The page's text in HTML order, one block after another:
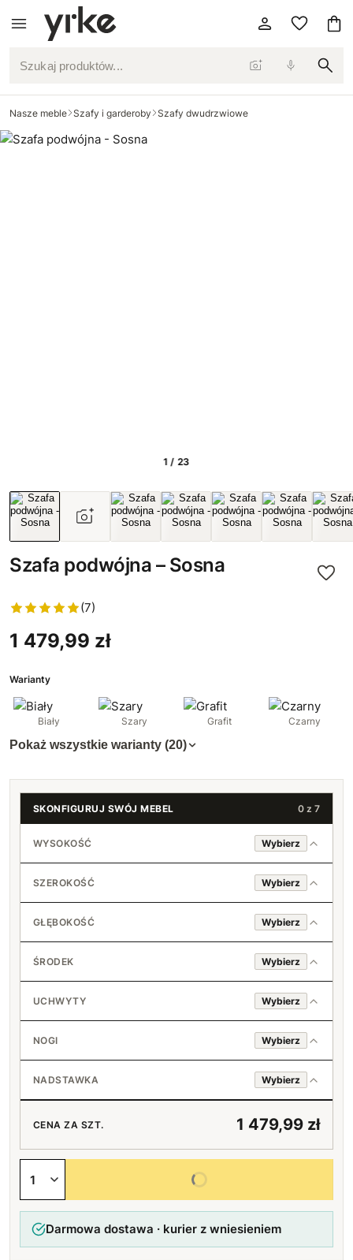
Szukaj produktów...
Nasze meble Szafy i garderoby Szafy dwudrzwiowe
1 / 23
Szafa podwójna – Sosna
(7)
1 479,99 zł
Warianty
Biały Szary Grafit Czarny
Pokaż wszystkie warianty (20)
SKONFIGURUJ SWÓJ MEBEL 0 z 7
WYSOKOŚĆ Wybierz
180 cm
200 cm +150 zł
SZEROKOŚĆ Wybierz
80 cm
90 cm +100 zł
GŁĘBOKOŚĆ Wybierz
40 cm
45 cm +80 zł
50 cm +130 zł
ŚRODEK Wybierz
Półki +140 zł
Drążek + sześć półek +70 zł
Drążek + siedem półek +100 zł
Dwa drążki + trzy półki +30 zł
Dwa drążki + cztery półki
UCHWYTY Wybierz
Standard (srebrny)
Loft (czarny)
NOGI Wybierz
Standard (srebrny)
Bukowe
NADSTAWKA Wybierz
Bez nadstawki
Z nadstawką (599 zł)
CENA ZA SZT. 1 479,99 zł
Wybierz wszystkie opcje
Darmowa dostawa · kurier z wniesieniem